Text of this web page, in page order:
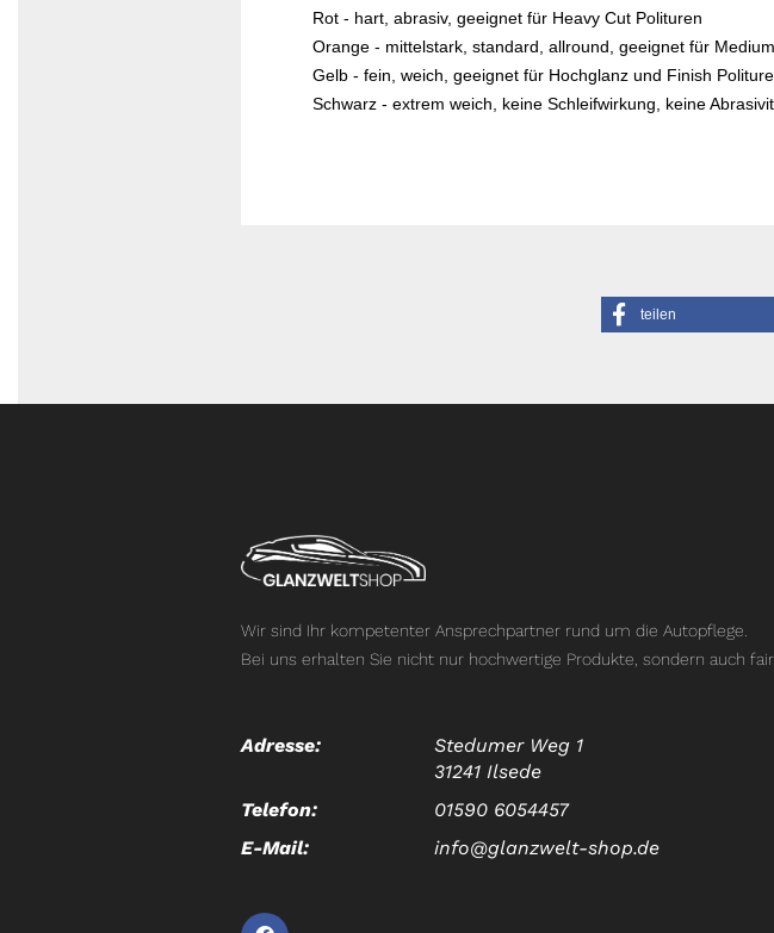
Rot - hart, abrasiv, geeignet für Heavy Cut Polituren
Orange - mittelstark, standard, allround, geeignet für
Gelb - fein, weich, geeignet für Hochglanz und Finish
Schwarz - extrem weich, keine Schleifwirkung, keine
teilen
Wir sind Ihr kompetenter Ansprechpartner rund um die Autopflege.
Bei uns erhalten Sie nicht nur hochwertige Produkte, sondern auch
Adresse:
Stedumer Weg 1
31241 Ilsede
Telefon:
01590 6054457
E-Mail:
info@glanzwelt-shop.de